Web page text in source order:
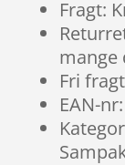
Fragt:
mange
Fri
EAN-